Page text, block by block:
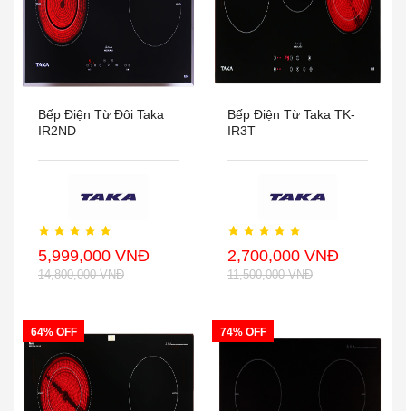
Bếp Điện Từ Đôi Taka
IR2ND
5,999,000 VNĐ
14,800,000 VNĐ
Bếp Điện Từ Taka TK-
IR3T
2,700,000 VNĐ
11,500,000 VNĐ
64% OFF 74% OFF